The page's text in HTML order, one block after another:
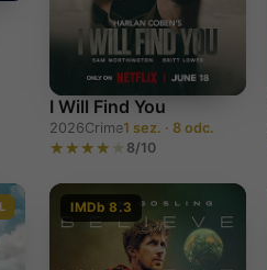
I Will Find You
2026Crime1 sez. · 8 odc.
8/10
IMDb 8.3